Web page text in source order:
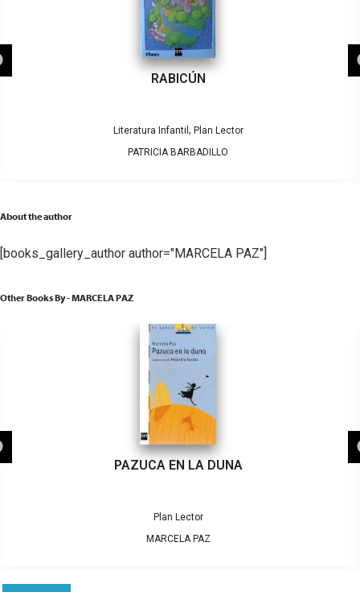
RABICÚN
Literatura Infantil , Plan Lector
PATRICIA BARBADILLO
About the author
[books_gallery_author author="MARCELA PAZ"]
Other Books By - MARCELA PAZ
PAZUCA EN LA DUNA
Plan Lector
MARCELA PAZ